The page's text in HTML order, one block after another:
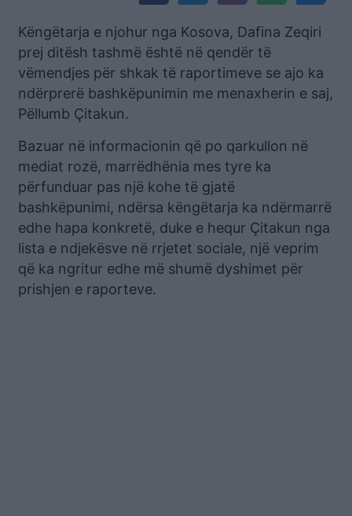
Këngëtarja e njohur nga Kosova, Dafina Zeqiri
prej ditësh tashmë është në qendër të
vëmendjes për shkak të raportimeve se ajo ka
ndërprerë bashkëpunimin me menaxherin e saj,
Pëllumb Çitakun.
Bazuar në informacionin që po qarkullon në
mediat rozë, marrëdhënia mes tyre ka
përfunduar pas një kohe të gjatë
bashkëpunimi, ndërsa këngëtarja ka ndërmarrë
edhe hapa konkretë, duke e hequr Çitakun nga
lista e ndjekësve në rrjetet sociale, një veprim
që ka ngritur edhe më shumë dyshimet për
prishjen e raporteve.